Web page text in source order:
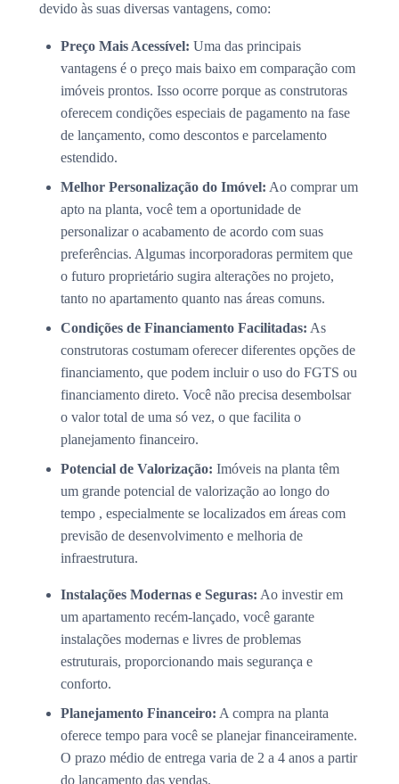
devido às suas diversas vantagens, como:
Preço Mais Acessível: Uma das principais
vantagens é o preço mais baixo em comparação com
imóveis prontos. Isso ocorre porque as construtoras
oferecem condições especiais de pagamento na fase
de lançamento, como descontos e parcelamento
estendido.
Melhor Personalização do Imóvel: Ao comprar um
apto na planta, você tem a oportunidade de
personalizar o acabamento de acordo com suas
preferências. Algumas incorporadoras permitem que
o futuro proprietário sugira alterações no projeto,
tanto no apartamento quanto nas áreas comuns.
Condições de Financiamento Facilitadas: As
construtoras costumam oferecer diferentes opções de
financiamento, que podem incluir o uso do FGTS ou
financiamento direto. Você não precisa desembolsar
o valor total de uma só vez, o que facilita o
planejamento financeiro.
Potencial de Valorização: Imóveis na planta têm
um grande potencial de valorização ao longo do
tempo , especialmente se localizados em áreas com
previsão de desenvolvimento e melhoria de
infraestrutura.
Instalações Modernas e Seguras: Ao investir em
um apartamento recém-lançado, você garante
instalações modernas e livres de problemas
estruturais, proporcionando mais segurança e
conforto.
Planejamento Financeiro: A compra na planta
oferece tempo para você se planejar financeiramente.
O prazo médio de entrega varia de 2 a 4 anos a partir
do lançamento das vendas.